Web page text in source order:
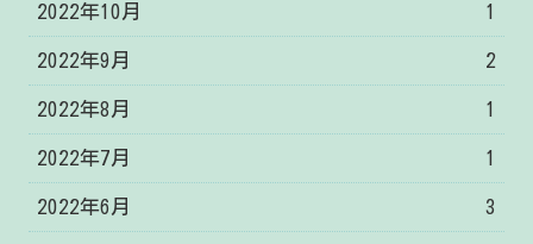
2022年10月 1
2022年9月 2
2022年8月 1
2022年7月 1
2022年6月 3